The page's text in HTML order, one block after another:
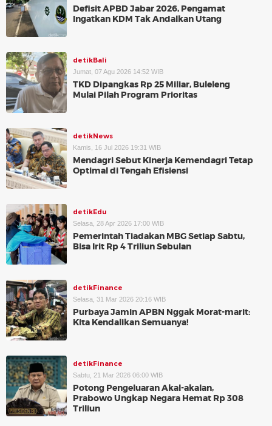
Defisit APBD Jabar 2026, Pengamat
Ingatkan KDM Tak Andalkan Utang
detikBali
Jumat, 07 Agu 2026 14:52 WIB
TKD Dipangkas Rp 25 Miliar, Buleleng
Mulai Pilah Program Prioritas
detikNews
Kamis, 16 Jul 2026 19:31 WIB
Mendagri Sebut Kinerja Kemendagri Tetap
Optimal di Tengah Efisiensi
detikEdu
Selasa, 28 Apr 2026 17:00 WIB
Pemerintah Tiadakan MBG Setiap Sabtu,
Bisa Irit Rp 4 Triliun Sebulan
detikFinance
Selasa, 31 Mar 2026 20:16 WIB
Purbaya Jamin APBN Nggak Morat-marit:
Kita Kendalikan Semuanya!
detikFinance
Sabtu, 21 Mar 2026 06:00 WIB
Potong Pengeluaran Akal-akalan,
Prabowo Ungkap Negara Hemat Rp 308
Triliun